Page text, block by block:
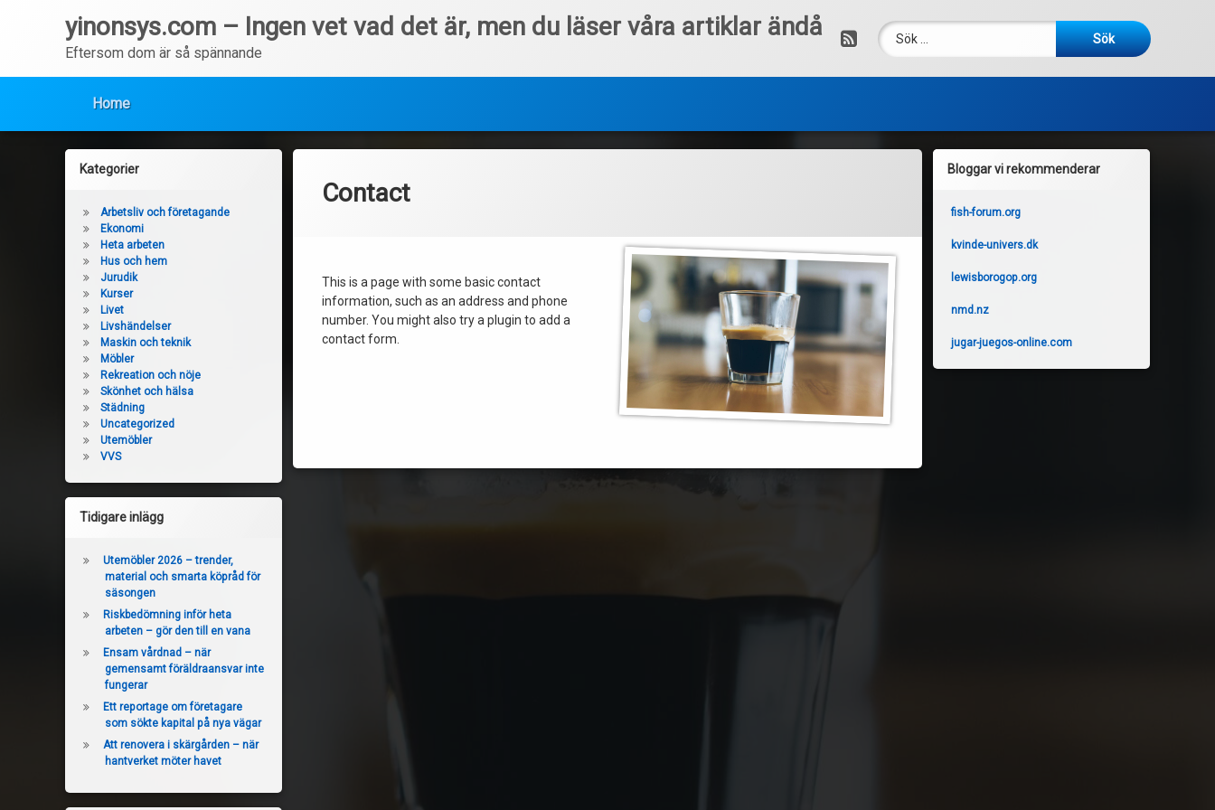
yinonsys.com – Ingen vet vad det är, men du läser våra artiklar ändå
Eftersom dom är så spännande
RSSSök efter:
Home
Contact
This is a page with some basic contact
information, such as an address and phone
number. You might also try a plugin to add a
contact form.
Kategorier
Arbetsliv och företagande
Ekonomi
Heta arbeten
Hus och hem
Jurudik
Kurser
Livet
Livshändelser
Maskin och teknik
Möbler
Rekreation och nöje
Skönhet och hälsa
Städning
Uncategorized
Utemöbler
VVS
Tidigare inlägg
Utemöbler 2026 – trender,
material och smarta köpråd för
säsongen
Riskbedömning inför heta
arbeten – gör den till en vana
Ensam vårdnad – när
gemensamt föräldraansvar inte
fungerar
Ett reportage om företagare
som sökte kapital på nya vägar
Att renovera i skärgården – när
hantverket möter havet
Bloggar vi rekommenderar
fish-forum.org
kvinde-univers.dk
lewisborogop.org
nmd.nz
jugar-juegos-online.com